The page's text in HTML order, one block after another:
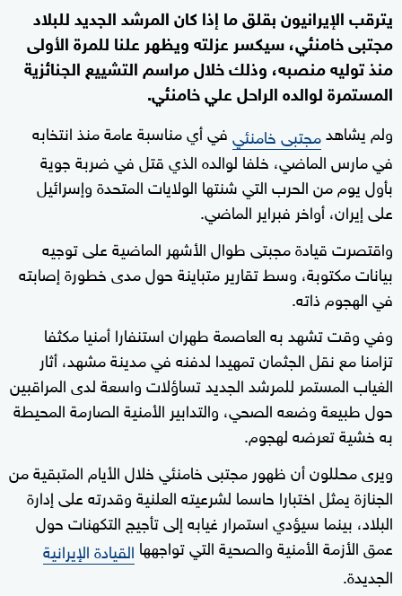
يترقب الإيرانيون بقلق ما إذا كان المرشد الجديد للبلاد
مجتبى خامنئي، سيكسر عزلته ويظهر علنا للمرة الأولى
منذ توليه منصبه، وذلك خلال مراسم التشييع الجنائزية
المستمرة لوالده الراحل علي خامنئي.
ولم يشاهدمجتبى خامنئيفي أي مناسبة عامة منذ انتخابه
في مارس الماضي، خلفا لوالده الذي قتل في ضربة جوية
بأول يوم من الحرب التي شنتها الولايات المتحدة وإسرائيل
على إيران، أواخر فبراير الماضي.
واقتصرت قيادة مجبتى طوال الأشهر الماضية على توجيه
بيانات مكتوبة، وسط تقارير متباينة حول مدى خطورة إصابته
في الهجوم ذاته.
وفي وقت تشهد به العاصمة طهران استنفارا أمنيا مكثفا
تزامنا مع نقل الجثمان تمهيدا لدفنه في مدينة مشهد، أثار
الغياب المستمر للمرشد الجديد تساؤلات واسعة لدى المراقبين
حول طبيعة وضعه الصحي، والتدابير الأمنية الصارمة المحيطة
به خشية تعرضه لهجوم.
ويرى محللون أن ظهور مجتبى خامنئي خلال الأيام المتبقية من
الجنازة يمثل اختبارا حاسما لشرعيته العلنية وقدرته على إدارة
البلاد، بينما سيؤدي استمرار غيابه إلى تأجيج التكهنات حول
عمق الأزمة الأمنية والصحية التي تواجهها القيادة الإيرانية
الجديدة.